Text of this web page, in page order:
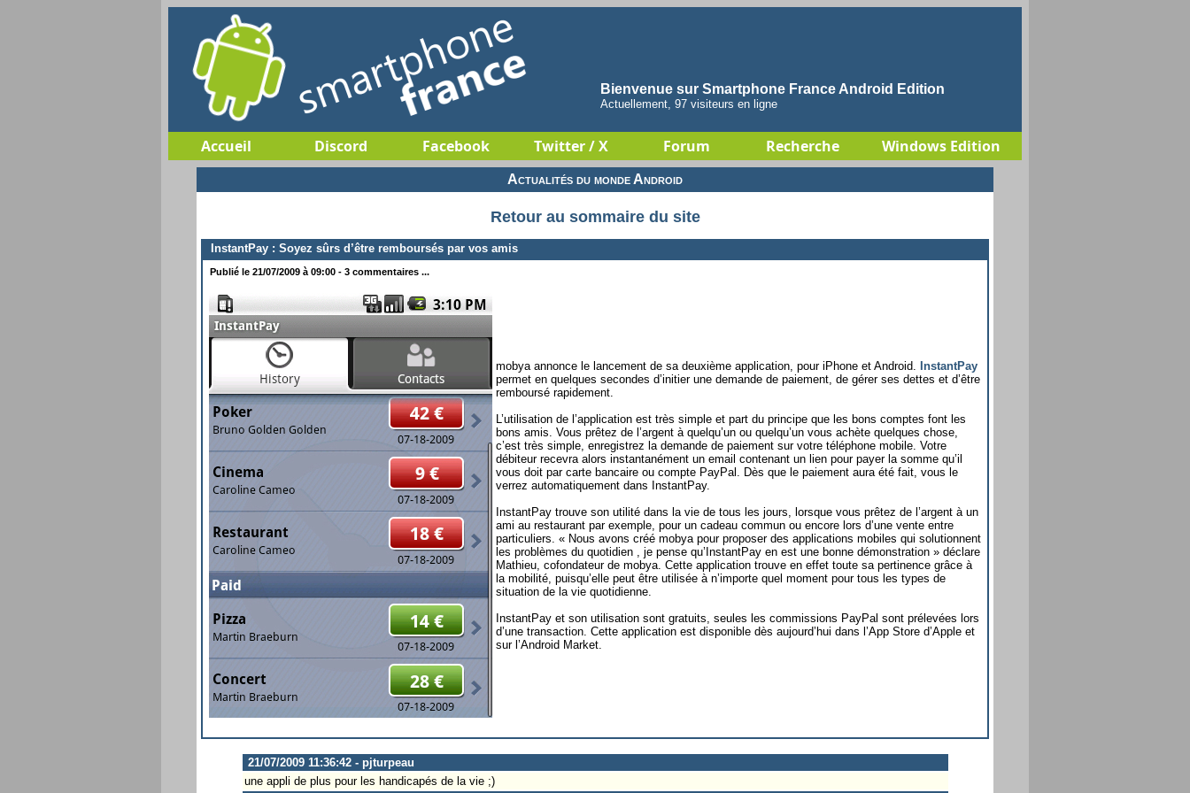
Bienvenue sur Smartphone France Android Edition
Actuellement, 97 visiteurs en ligne
Accueil Discord Facebook Twitter / X Forum Recherche Windows Edition
Actualités du monde Android
Retour au sommaire du site
InstantPay : Soyez sûrs d’être remboursés par vos amis
Publié le 21/07/2009 à 09:00 - 3 commentaires ...
mobya annonce le lancement de sa deuxième application, pour iPhone et Android. InstantPay
permet en quelques secondes d’initier une demande de paiement, de gérer ses dettes et d’être
remboursé rapidement.
L’utilisation de l’application est très simple et part du principe que les bons comptes font les
bons amis. Vous prêtez de l’argent à quelqu’un ou quelqu’un vous achète quelques chose,
c’est très simple, enregistrez la demande de paiement sur votre téléphone mobile. Votre
débiteur recevra alors instantanément un email contenant un lien pour payer la somme qu’il
vous doit par carte bancaire ou compte PayPal. Dès que le paiement aura été fait, vous le
verrez automatiquement dans InstantPay.
InstantPay trouve son utilité dans la vie de tous les jours, lorsque vous prêtez de l’argent à un
ami au restaurant par exemple, pour un cadeau commun ou encore lors d’une vente entre
particuliers. « Nous avons créé mobya pour proposer des applications mobiles qui solutionnent
les problèmes du quotidien , je pense qu’InstantPay en est une bonne démonstration » déclare
Mathieu, cofondateur de mobya. Cette application trouve en effet toute sa pertinence grâce à
la mobilité, puisqu’elle peut être utilisée à n’importe quel moment pour tous les types de
situation de la vie quotidienne.
InstantPay et son utilisation sont gratuits, seules les commissions PayPal sont prélevées lors
d’une transaction. Cette application est disponible dès aujourd’hui dans l’App Store d’Apple et
sur l’Android Market.
21/07/2009 11:36:42 - pjturpeau
une appli de plus pour les handicapés de la vie ;)